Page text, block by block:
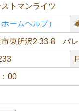
ストマンライツ
ームヘルプ）
市東所沢2-33-8 パ
00